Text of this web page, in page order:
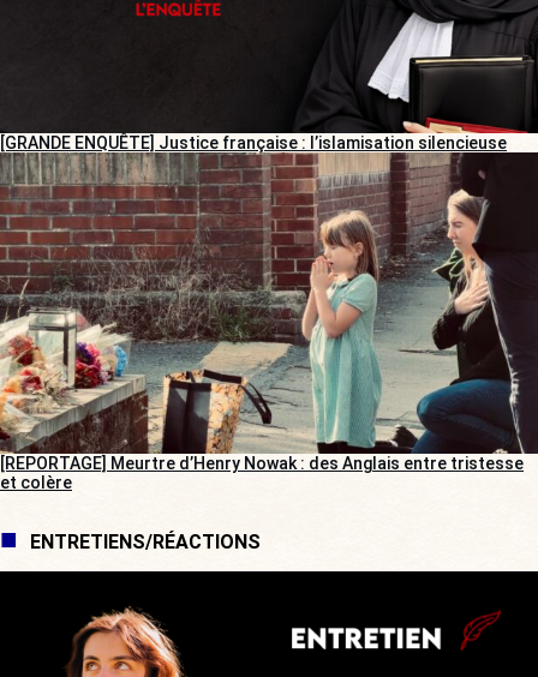
[GRANDE ENQUÊTE] Justice française : l’islamisation silencieuse
[REPORTAGE] Meurtre d’Henry Nowak : des Anglais entre tristesse
et colère
ENTRETIENS/RÉACTIONS